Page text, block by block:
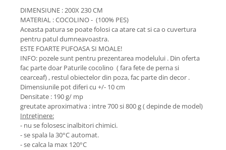
DIMENSIUNE : 200X 230 CM
MATERIAL : COCOLINO - (100% PES)
Aceasta patura se poate folosi ca atare cat si ca o cuvertura
pentru patul dumneavoastra.
ESTE FOARTE PUFOASA SI MOALE!
INFO: pozele sunt pentru prezentarea modelului . Din oferta
fac parte doar Paturile cocolino ( fara fete de perna si
cearceaf) , restul obiectelor din poza, fac parte din decor .
Dimensiunile pot diferi cu +/- 10 cm
Densitate : 190 g/ mp
greutate aproximativa : intre 700 si 800 g ( depinde de model)
Intreținere:
- nu se folosesc inalbitori chimici.
- se spala la 30°C automat.
- se calca la max 120°C